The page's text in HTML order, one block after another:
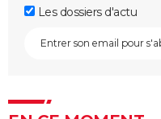
Les dossiers d'actu